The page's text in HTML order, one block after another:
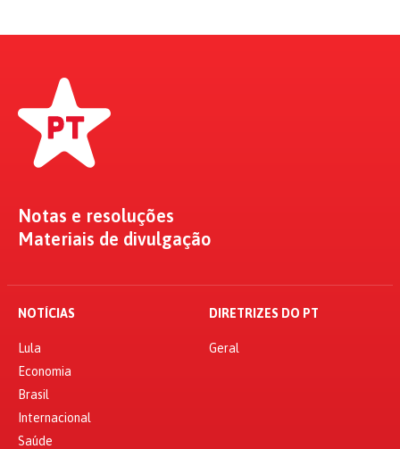
Notas e resoluções
Materiais de divulgação
NOTÍCIAS
Lula
Economia
Brasil
Internacional
Saúde
DIRETRIZES DO PT
Geral